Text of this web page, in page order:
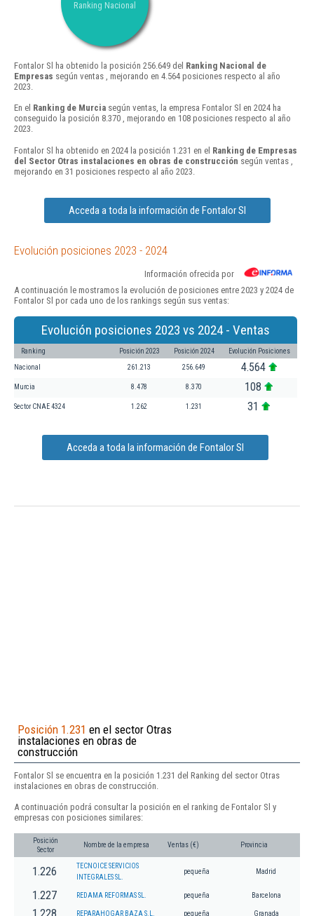
Ranking Nacional
Fontalor Sl ha obtenido la posición 256.649 del Ranking Nacional de
Empresas según ventas , mejorando en 4.564 posiciones respecto al año
2023.
En el Ranking de Murcia según ventas, la empresa Fontalor Sl en 2024 ha
conseguido la posición 8.370 , mejorando en 108 posiciones respecto al año
2023.
Fontalor Sl ha obtenido en 2024 la posición 1.231 en el Ranking de Empresas
del Sector Otras instalaciones en obras de construcción según ventas ,
mejorando en 31 posiciones respecto al año 2023.
Acceda a toda la información de Fontalor Sl
Evolución posiciones 2023 - 2024
Información ofrecida por
A continuación le mostramos la evolución de posiciones entre 2023 y 2024 de
Fontalor Sl por cada uno de los rankings según sus ventas:
Evolución posiciones 2023 vs 2024 - Ventas
Ranking Posición 2023 Posición 2024 Evolución Posiciones
Nacional 261.213 256.649 4.564
Murcia 8.478 8.370 108
Sector CNAE 4324 1.262 1.231 31
Acceda a toda la información de Fontalor Sl
Posición 1.231 en el sector Otras
instalaciones en obras de
construcción
Fontalor Sl se encuentra en la posición 1.231 del Ranking del sector Otras
instalaciones en obras de construcción.
A continuación podrá consultar la posición en el ranking de Fontalor Sl y
empresas con posiciones similares:
Posición
Sector
Nombre de la empresa Ventas (€) Provincia
1.226
TECNOICE SERVICIOS
INTEGRALES SL.
pequeña Madrid
1.227 REDAMA REFORMAS SL. pequeña Barcelona
REPARAHOGAR BAZA S.L. pequeña Granada